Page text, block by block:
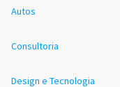
Autos
Consultoria
Design e Tecnologia